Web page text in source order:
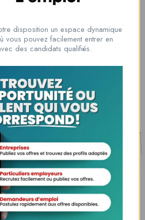
/ 0022891917788
courantes à éviter pour maximiser vos
Ne Pas Vivre Avec Des Regrets
disposition un espace dynamique
vous pouvez facilement entrer en
des candidats qualifiés.